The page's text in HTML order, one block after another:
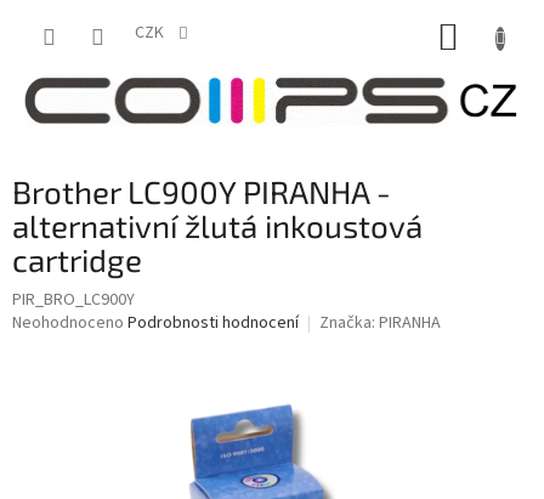
CZK
Brother LC900Y PIRANHA -
alternativní žlutá inkoustová
cartridge
PIR_BRO_LC900Y
Průměrné
Neohodnoceno Podrobnosti hodnocení Značka: PIRANHA